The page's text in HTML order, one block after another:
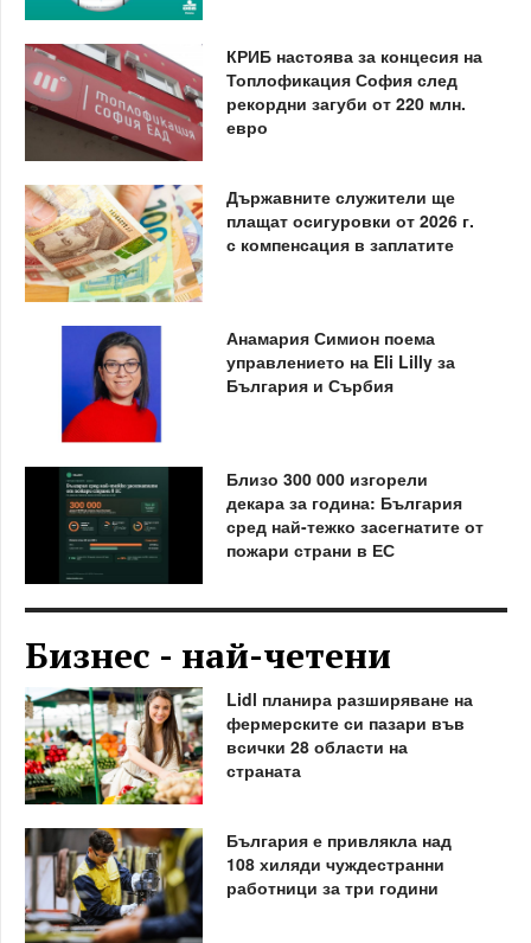
КРИБ настоява за концесия на
Топлофикация София след
рекордни загуби от 220 млн.
евро
Държавните служители ще
плащат осигуровки от 2026 г.
с компенсация в заплатите
Анамария Симион поема
управлението на Eli Lilly за
България и Сърбия
Близо 300 000 изгорели
декара за година: България
сред най-тежко засегнатите от
пожари страни в ЕС
Бизнес - най-четени
Lidl планира разширяване на
фермерските си пазари във
всички 28 области на
страната
България е привлякла над
108 хиляди чуждестранни
работници за три години